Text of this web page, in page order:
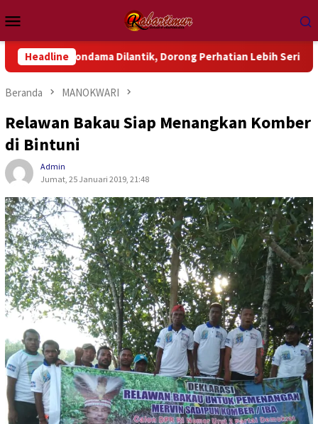
ke
kontenMobile
Headline
Wondama Dilantik, Dorong Perhatian Lebih Serius Terhadap Isu
Beranda MANOKWARI
Relawan Bakau Siap Menangkan Komber
di Bintuni
Admin
Jumat, 25 Januari 2019, 21:48